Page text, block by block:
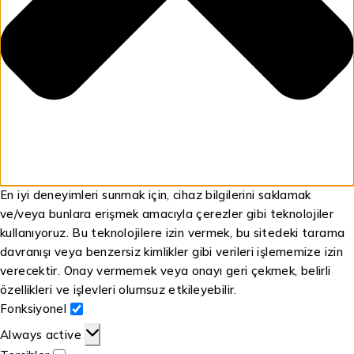
En iyi deneyimleri sunmak için, cihaz bilgilerini saklamak
ve/veya bunlara erişmek amacıyla çerezler gibi teknolojiler
kullanıyoruz. Bu teknolojilere izin vermek, bu sitedeki tarama
davranışı veya benzersiz kimlikler gibi verileri işlememize izin
verecektir. Onay vermemek veya onayı geri çekmek, belirli
özellikleri ve işlevleri olumsuz etkileyebilir.
Fonksiyonel
Always active